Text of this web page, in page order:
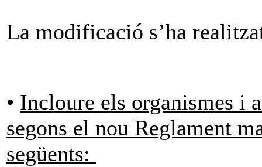
La modificació s’ha
• Incloure els organismes i
segons el nou Reglament
següents: